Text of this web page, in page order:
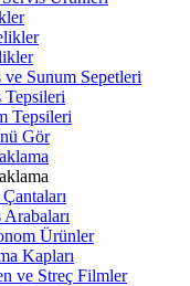
ve Sunum Sepetleri
Tepsileri
Tepsileri
Gör
Arabaları
Ürünler
Kapları
ve Streç Filmler